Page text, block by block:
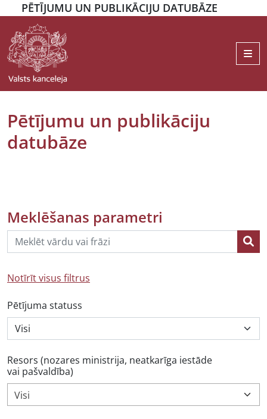
PĒTĪJUMU UN PUBLIKĀCIJU DATUBĀZE
Pētījumu un publikāciju
datubāze
Meklēšanas parametri
Notīrīt visus filtrus
Pētījuma statuss
Resors (nozares ministrija, neatkarīga iestāde
vai pašvaldība)
Visi